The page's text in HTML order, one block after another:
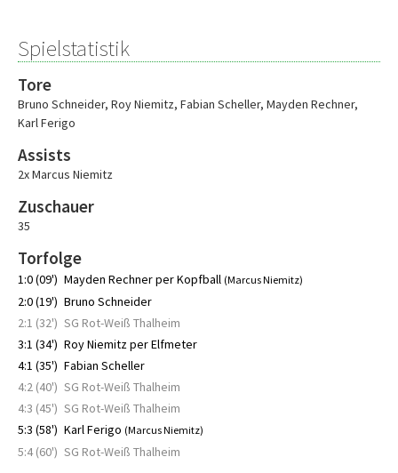
Spielstatistik
Tore
Bruno Schneider, Roy Niemitz, Fabian Scheller, Mayden Rechner,
Karl Ferigo
Assists
2x Marcus Niemitz
Zuschauer
35
Torfolge
1:0 (09') Mayden Rechner per Kopfball (Marcus Niemitz)
2:0 (19') Bruno Schneider
2:1 (32') SG Rot-Weiß Thalheim
3:1 (34') Roy Niemitz per Elfmeter
4:1 (35') Fabian Scheller
4:2 (40') SG Rot-Weiß Thalheim
4:3 (45') SG Rot-Weiß Thalheim
5:3 (58') Karl Ferigo (Marcus Niemitz)
5:4 (60') SG Rot-Weiß Thalheim